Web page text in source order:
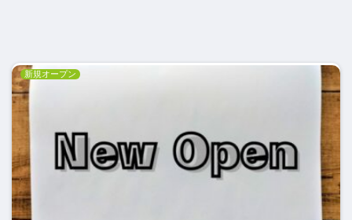
新規オープン